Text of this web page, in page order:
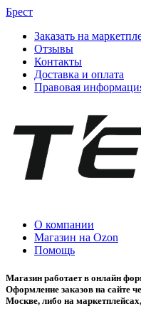
Брест
Заказать на
Отзывы
Контакты
Доставка и оплата
Правовая
О компании
Магазин на Ozon
Помощь
Магазин работает в онлайн
Оформление заказов на сайте
Москве, либо на